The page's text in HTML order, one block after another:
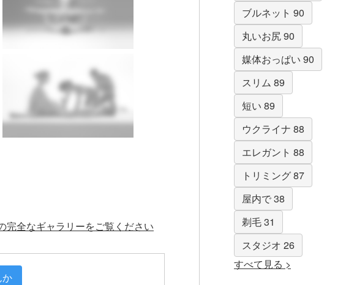
完全なギャラリーをご覧ください
ブルネット 90
丸いお尻 90
媒体おっぱい 90
スリム 89
短い 89
ウクライナ 88
エレガント 88
トリミング 87
屋内で 38
剃毛 31
スタジオ 26
すべて見る >